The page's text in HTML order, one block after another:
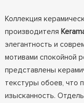
Коллекция
производителя
элегантность и
мотивами спокойной
представлены
текстуры обоев, что
изысканность.